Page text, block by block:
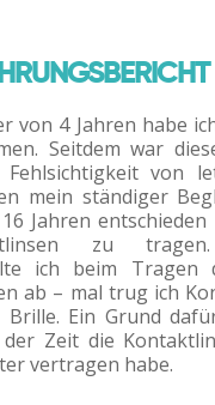
von 4 Jahren habe
Seitdem war
Fehlsichtigkeit von
mein ständiger
Jahren entschieden
zu
ich beim Tragen
ab – mal trug ich
Brille. Ein Grund
Zeit die
vertragen habe.